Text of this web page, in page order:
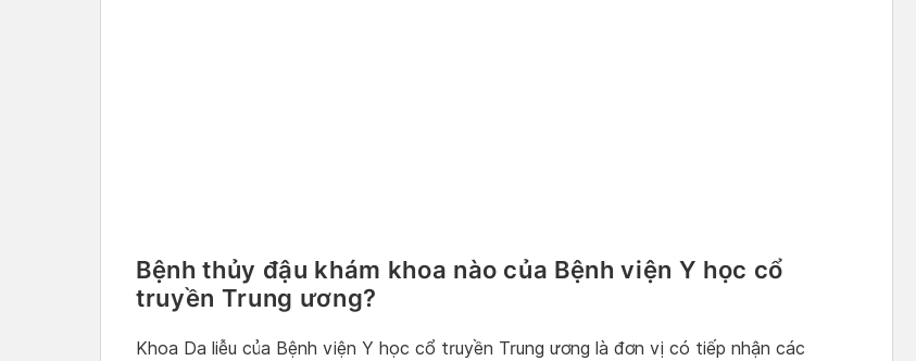
Bệnh thủy đậu khám khoa nào của Bệnh viện Y học cổ
truyền Trung ương?
Khoa Da liễu của Bệnh viện Y học cổ truyền Trung ương là đơn vị có tiếp nhận các